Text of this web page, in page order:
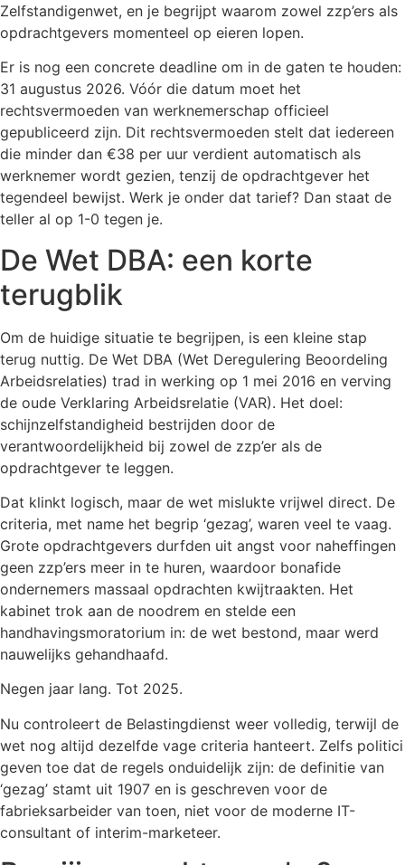
Zelfstandigenwet, en je begrijpt waarom zowel zzp’ers als
opdrachtgevers momenteel op eieren lopen.
Er is nog een concrete deadline om in de gaten te houden:
31 augustus 2026. Vóór die datum moet het
rechtsvermoeden van werknemerschap officieel
gepubliceerd zijn. Dit rechtsvermoeden stelt dat iedereen
die minder dan €38 per uur verdient automatisch als
werknemer wordt gezien, tenzij de opdrachtgever het
tegendeel bewijst. Werk je onder dat tarief? Dan staat de
teller al op 1-0 tegen je.
De Wet DBA: een korte
terugblik
Om de huidige situatie te begrijpen, is een kleine stap
terug nuttig. De Wet DBA (Wet Deregulering Beoordeling
Arbeidsrelaties) trad in werking op 1 mei 2016 en verving
de oude Verklaring Arbeidsrelatie (VAR). Het doel:
schijnzelfstandigheid bestrijden door de
verantwoordelijkheid bij zowel de zzp’er als de
opdrachtgever te leggen.
Dat klinkt logisch, maar de wet mislukte vrijwel direct. De
criteria, met name het begrip ‘gezag’, waren veel te vaag.
Grote opdrachtgevers durfden uit angst voor naheffingen
geen zzp’ers meer in te huren, waardoor bonafide
ondernemers massaal opdrachten kwijtraakten. Het
kabinet trok aan de noodrem en stelde een
handhavingsmoratorium in: de wet bestond, maar werd
nauwelijks gehandhaafd.
Negen jaar lang. Tot 2025.
Nu controleert de Belastingdienst weer volledig, terwijl de
wet nog altijd dezelfde vage criteria hanteert. Zelfs politici
geven toe dat de regels onduidelijk zijn: de definitie van
‘gezag’ stamt uit 1907 en is geschreven voor de
fabrieksarbeider van toen, niet voor de moderne IT-
consultant of interim-marketeer.